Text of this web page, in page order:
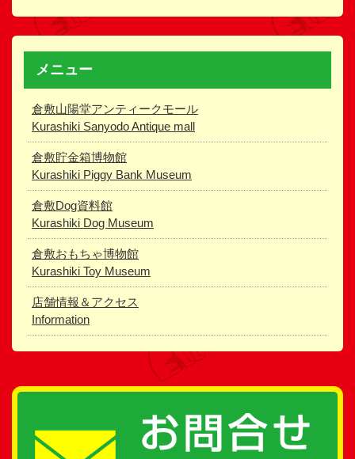
メニュー
倉敷山陽堂アンティークモール
Kurashiki Sanyodo Antique mall
倉敷貯金箱博物館
Kurashiki Piggy Bank Museum
倉敷Dog資料館
Kurashiki Dog Museum
倉敷おもちゃ博物館
Kurashiki Toy Museum
店舗情報＆アクセス
Information